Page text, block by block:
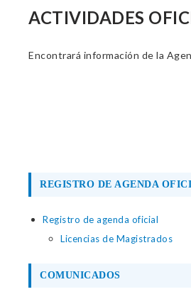
ACTIVIDADES
Encontrará información de la
REGISTRO DE AGENDA
Registro de agenda oficial
Licencias de Magistrados
COMUNICADOS